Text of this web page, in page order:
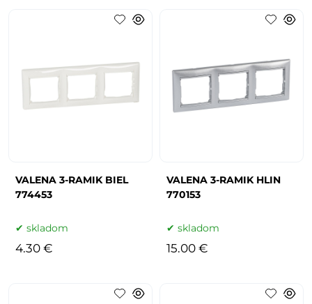
VALENA 3-RAMIK BIEL
774453
skladom
4.30 €
VALENA 3-RAMIK HLIN
770153
skladom
15.00 €